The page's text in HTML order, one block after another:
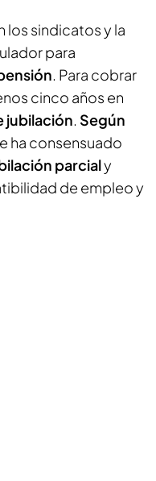
los sindicatos y la
para
. Para cobrar
cinco años en
jubilación. Según
ha consensuado
parcialy
de empleo y